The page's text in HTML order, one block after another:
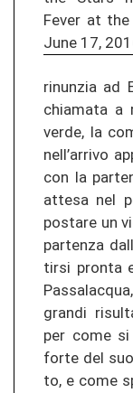
rin­un­zia ad
chia­ma­ta a
ver­de, la
nell’ar­ri­vo
con la
at­te­sa nel
pos­ta­re un
par­ten­za
tir­si pron­ta
gran­di
per come
forte del
to, e come